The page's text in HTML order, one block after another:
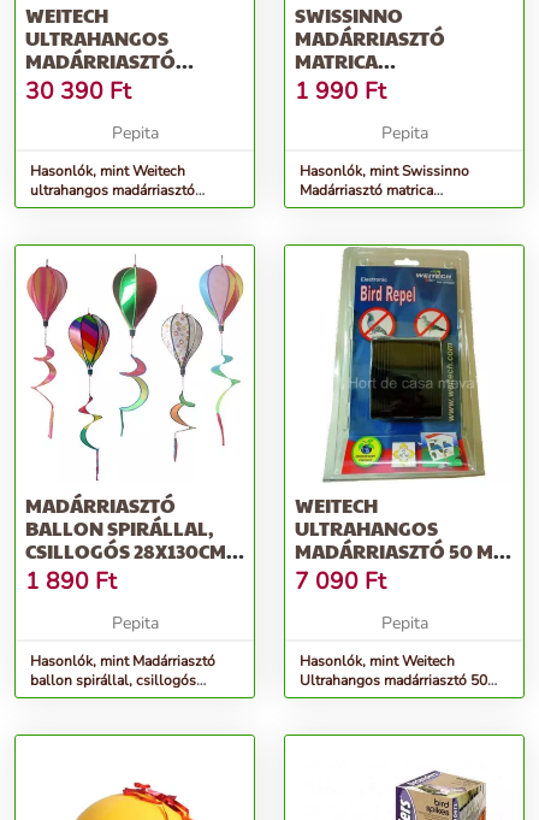
WEITECH
ULTRAHANGOS
MADÁRRIASZTÓ
KÉSZÜLÉK, KÜLTÉRI,
400 M2
30 390 Ft
Pepita
Hasonlók, mint Weitech
ultrahangos madárriasztó
készülék, kültéri, 400 m2
SWISSINNO
MADÁRRIASZTÓ
MATRICA
ABLAKRA/5DB/CS
1 990 Ft
Pepita
Hasonlók, mint Swissinno
Madárriasztó matrica
ablakra/5db/cs
MADÁRRIASZTÓ
BALLON SPIRÁLLAL,
CSILLOGÓS 28X130CM
RR26
1 890 Ft
Pepita
Hasonlók, mint Madárriasztó
ballon spirállal, csillogós
28x130cm RR26
WEITECH
ULTRAHANGOS
MADÁRRIASZTÓ 50 M2
/ELEMMEL MŰKÖDIK
7 090 Ft
Pepita
Hasonlók, mint Weitech
Ultrahangos madárriasztó 50
m2 /elemmel működik